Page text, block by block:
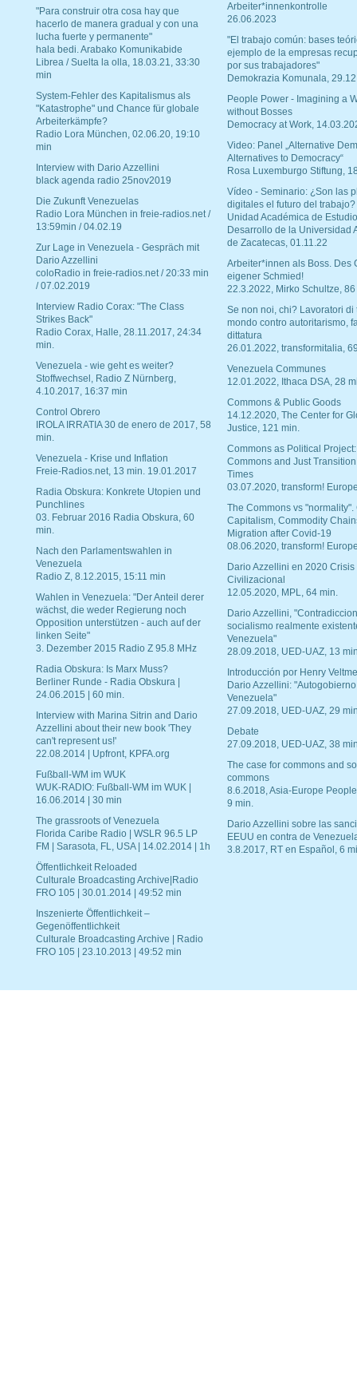
"Para construir otra cosa hay que
hacerlo de manera gradual y con una
lucha fuerte y permanente"
hala bedi. Arabako Komunikabide
Librea / Suelta la olla, 18.03.21, 33:30
min
System-Fehler des Kapitalismus als
"Katastrophe" und Chance für globale
Arbeiterkämpfe?
Radio Lora München, 02.06.20, 19:10
min
Interview with Dario Azzellini
black agenda radio 25nov2019
Die Zukunft Venezuelas
Radio Lora München in freie-radios.net /
13:59min / 04.02.19
Zur Lage in Venezuela - Gespräch mit
Dario Azzellini
coloRadio in freie-radios.net / 20:33 min
/ 07.02.2019
Interview Radio Corax: "The Class
Strikes Back"
Radio Corax, Halle, 28.11.2017, 24:34
min.
Venezuela - wie geht es weiter?
Stoffwechsel, Radio Z Nürnberg,
4.10.2017, 16:37 min
Control Obrero
IROLA IRRATIA 30 de enero de 2017, 58
min.
Venezuela - Krise und Inflation
Freie-Radios.net, 13 min. 19.01.2017
Radia Obskura: Konkrete Utopien und
Punchlines
03. Februar 2016 Radia Obskura, 60
min.
Nach den Parlamentswahlen in
Venezuela
Radio Z, 8.12.2015, 15:11 min
Wahlen in Venezuela: "Der Anteil derer
wächst, die weder Regierung noch
Opposition unterstützen - auch auf der
linken Seite"
3. Dezember 2015 Radio Z 95.8 MHz
Radia Obskura: Is Marx Muss?
Berliner Runde - Radia Obskura |
24.06.2015 | 60 min.
Interview with Marina Sitrin and Dario
Azzellini about their new book 'They
can't represent us!'
22.08.2014 | Upfront, KPFA.org
Fußball-WM im WUK
WUK-RADIO: Fußball-WM im WUK |
16.06.2014 | 30 min
The grassroots of Venezuela
Florida Caribe Radio | WSLR 96.5 LP
FM | Sarasota, FL, USA | 14.02.2014 | 1h
Öffentlichkeit Reloaded
Culturale Broadcasting Archive|Radio
FRO 105 | 30.01.2014 | 49:52 min
Inszenierte Öffentlichkeit –
Gegenöffentlichkeit
Culturale Broadcasting Archive | Radio
FRO 105 | 23.10.2013 | 49:52 min
Arbeiter*innenkontrolle
26.06.2023
"El trabajo común: bases
ejemplo de la empresas
por sus trabajadores"
Demokrazia Komunala,
People Power - Imagining a
without Bosses
Democracy at Work,
Video: Panel „Alternative
Alternatives to Democracy“
Rosa Luxemburgo Stiftung,
Vídeo - Seminario: ¿Son las
digitales el futuro del trabajo?
Unidad Académica de
Desarrollo de la Universidad
de Zacatecas, 01.11.22
Arbeiter*innen als Boss. Des
eigener Schmied!
22.3.2022, Mirko Schultze, 86
Se non noi, chi? Lavoratori di
mondo contro autoritarismo,
dittatura
26.01.2022, transformitalia,
Venezuela Communes
12.01.2022, Ithaca DSA, 28
Commons & Public Goods
14.12.2020, The Center for
Justice, 121 min.
Commons as Political Project:
Commons and Just
Times
03.07.2020, transform!
The Commons vs "normality".
Capitalism, Commodity
Migration after Covid-19
08.06.2020, transform!
Dario Azzellini en 2020 Crisis
Civilizacional
12.05.2020, MPL, 64 min.
Dario Azzellini,
socialismo realmente
Venezuela"
28.09.2018, UED-UAZ, 13
Introducción por Henry
Dario Azzellini:
Venezuela"
27.09.2018, UED-UAZ, 29
Debate
27.09.2018, UED-UAZ, 38
The case for commons and
commons
8.6.2018, Asia-Europe
9 min.
Dario Azzellini sobre las
EEUU en contra de
3.8.2017, RT en Español, 6